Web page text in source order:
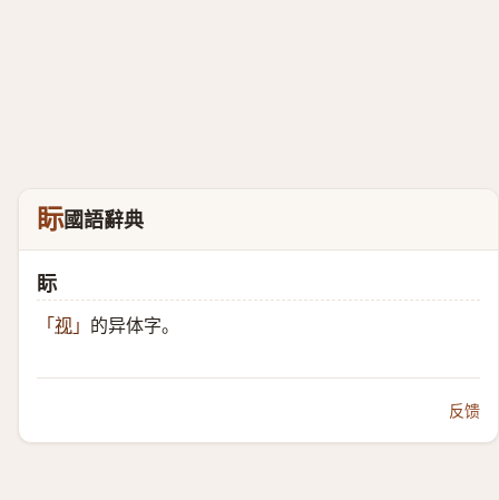
眎國語辭典
眎
「 视 」 的异体字。
反馈